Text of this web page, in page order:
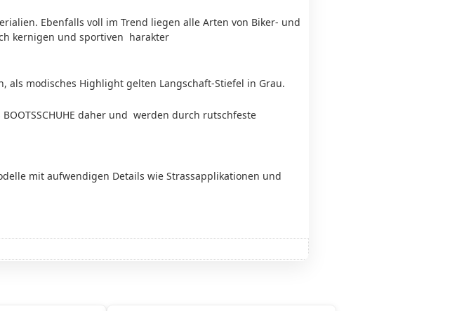
Ebenfalls voll im Trend liegen alle Arten von Biker- und
kernigen und sportiven harakter
als modisches Highlight gelten Langschaft-Stiefel in Grau.
daher und werden durch rutschfeste
mit aufwendigen Details wie Strassapplikationen und